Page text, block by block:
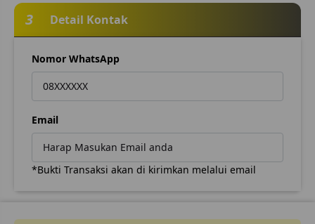
3 Detail Kontak
Nomor WhatsApp
Email
*Bukti Transaksi akan di kirimkan melalui email